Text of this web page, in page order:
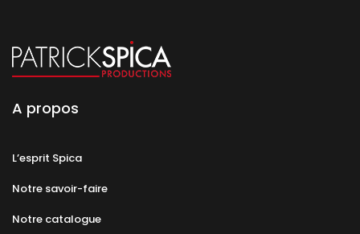
A propos
L’esprit Spica
Notre savoir-faire
Notre catalogue